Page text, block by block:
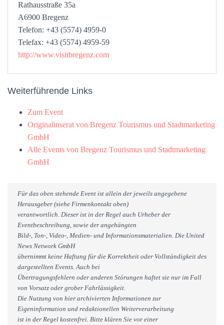
Rathausstraße 35a
A6900 Bregenz
Telefon: +43 (5574) 4959-0
Telefax: +43 (5574) 4959-59
http://www.visitbregenz.com
Weiterführende Links
Zum Event
Originalinserat von Bregenz Tourismus und Stadtmarketing
GmbH
Alle Events von Bregenz Tourismus und Stadtmarketing
GmbH
Für das oben stehende Event ist allein der jeweils angegebene
Herausgeber (siehe Firmenkontakt oben)
verantwortlich. Dieser ist in der Regel auch Urheber der
Eventbeschreibung, sowie der angehängten
Bild-, Ton-, Video-, Medien- und Informationsmaterialien. Die United
News Network GmbH
übernimmt keine Haftung für die Korrektheit oder Vollständigkeit des
dargestellten Events. Auch bei
Übertragungsfehlern oder anderen Störungen haftet sie nur im Fall
von Vorsatz oder grober Fahrlässigkeit.
Die Nutzung von hier archivierten Informationen zur
Eigeninformation und redaktionellen Weiterverarbeitung
ist in der Regel kostenfrei. Bitte klären Sie vor einer